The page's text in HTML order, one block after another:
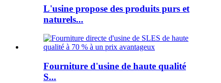
L'usine propose des produits purs et
naturels...
Fourniture d'usine de haute qualité
S...